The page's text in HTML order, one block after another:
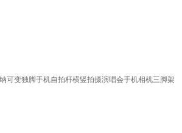
可变独脚手机自拍杆横竖拍摄演唱会手机相机三脚架